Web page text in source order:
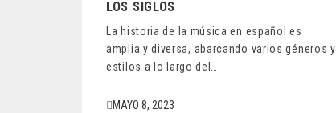
LOS SIGLOS
La historia de la música en español es
amplia y diversa, abarcando varios géneros y
estilos a lo largo del…
MAYO 8, 2023